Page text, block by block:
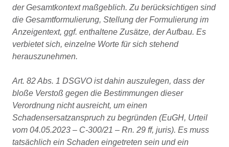
der Gesamtkontext maßgeblich. Zu berücksichtigen sind
die Gesamtformulierung, Stellung der Formulierung im
Anzeigentext, ggf. enthaltene Zusätze, der Aufbau. Es
verbietet sich, einzelne Worte für sich stehend
herauszunehmen.
Art. 82 Abs. 1 DSGVO ist dahin auszulegen, dass der
bloße Verstoß gegen die Bestimmungen dieser
Verordnung nicht ausreicht, um einen
Schadensersatzanspruch zu begründen (EuGH, Urteil
vom 04.05.2023 – C-300/21 – Rn. 29 ff, juris). Es muss
tatsächlich ein Schaden eingetreten sein und ein